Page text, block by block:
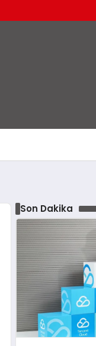
Son Dakika